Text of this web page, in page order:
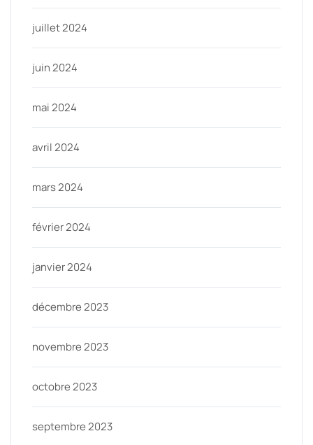
juillet 2024
juin 2024
mai 2024
avril 2024
mars 2024
février 2024
janvier 2024
décembre 2023
novembre 2023
octobre 2023
septembre 2023